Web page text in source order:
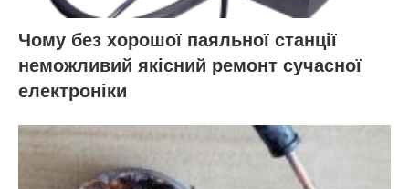
Чому без хорошої паяльної станції
неможливий якісний ремонт сучасної
електроніки